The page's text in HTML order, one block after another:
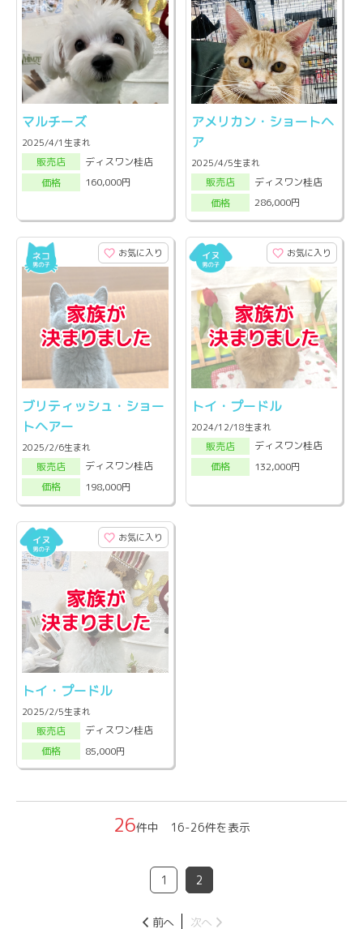
マルチーズ
2025/4/1生まれ
販売店
ディスワン桂店
価格
160,000円
アメリカン・ショートヘ
ア
2025/4/5生まれ
販売店
ディスワン桂店
価格
286,000円
お気に入り
ブリティッシュ・ショー
トヘアー
2025/2/6生まれ
販売店
ディスワン桂店
価格
198,000円
お気に入り
トイ・プードル
2024/12/18生まれ
販売店
ディスワン桂店
価格
132,000円
お気に入り
トイ・プードル
2025/2/5生まれ
販売店
ディスワン桂店
価格
85,000円
26件中 16-26件を表示
1 2
前へ 次へ